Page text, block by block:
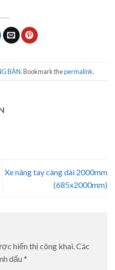
BÀN. Bookmark thepermalink.
Xe nâng tay càng dài 2000mm
(685x2000mm)
hiển thị công khai.Các
dấu *